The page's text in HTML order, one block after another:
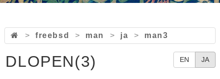
> freebsd > man > ja > man3
EN JA
DLOPEN(3)